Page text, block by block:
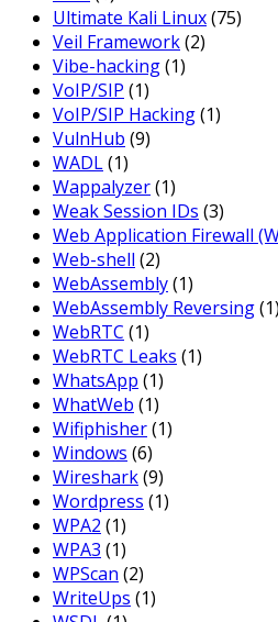
Ultimate Kali Linux(75)
Veil Framework(2)
Vibe-hacking(1)
VoIP/SIP (1)
VoIP/SIP Hacking(1)
VulnHub (9)
WADL(1)
Wappalyzer(1)
Weak Session IDs (3)
Web Application Firewall
Web-shell (2)
WebAssembly(1)
WebAssembly Reversing(1)
WebRTC (1)
WebRTC Leaks (1)
WhatsApp (1)
WhatWeb (1)
Wifiphisher(1)
Windows (6)
Wireshark(9)
Wordpress (1)
WPA2 (1)
WPA3 (1)
WPScan (2)
WriteUps (1)